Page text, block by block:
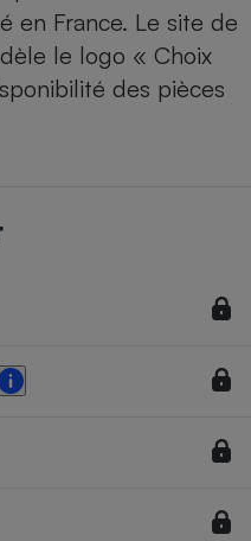
en France. Le site de
le logo « Choix
des pièces